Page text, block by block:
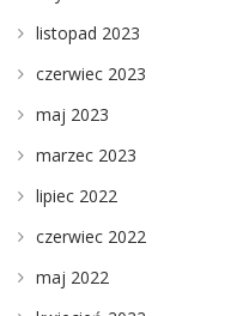
listopad 2023
czerwiec 2023
maj 2023
marzec 2023
lipiec 2022
czerwiec 2022
maj 2022